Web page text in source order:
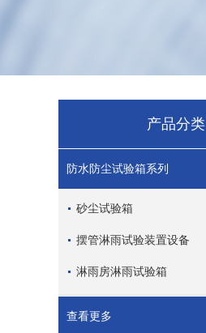
产品分类
防水防尘试验箱系列
砂尘试验箱
摆管淋雨试验装置设备
淋雨房淋雨试验箱
查看更多